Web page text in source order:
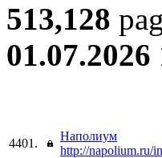
513,128
01.07.2026
4401.
Наполиум
http://napolium.ru/